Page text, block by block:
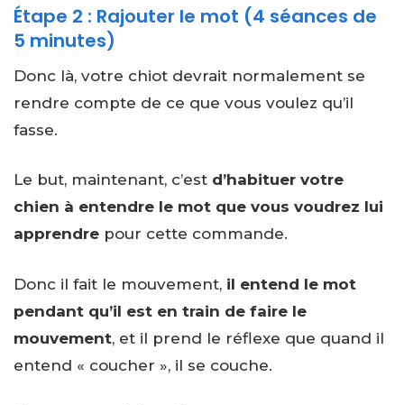
Étape 2 : Rajouter le mot (4 séances de
5 minutes)
Donc là, votre chiot devrait normalement se
rendre compte de ce que vous voulez qu’il
fasse.
Le but, maintenant, c’est d’habituer votre
chien à entendre le mot que vous voudrez lui
apprendre pour cette commande.
Donc il fait le mouvement, il entend le mot
pendant qu’il est en train de faire le
mouvement, et il prend le réflexe que quand il
entend « coucher », il se couche.